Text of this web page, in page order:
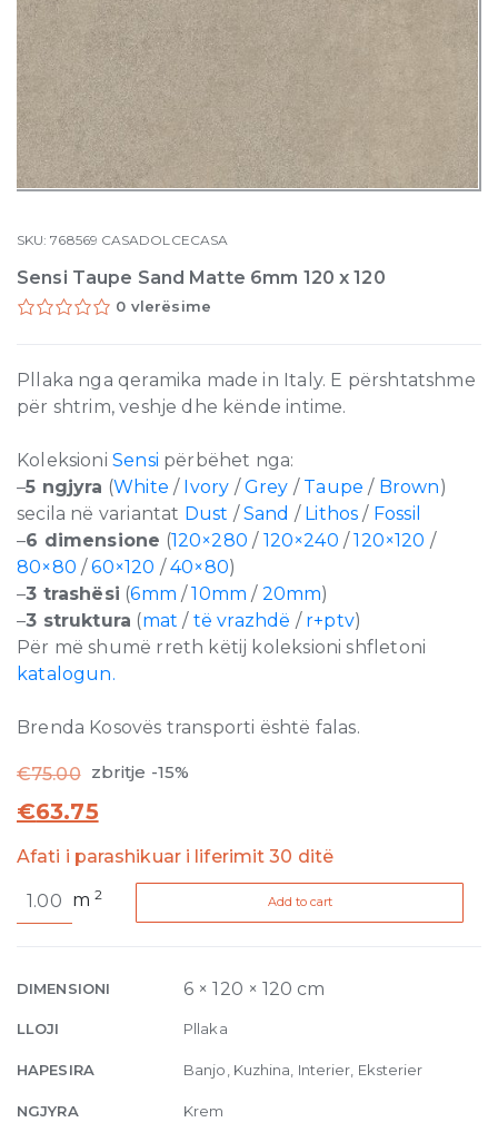
SKU:768569 CASADOLCECASA
Sensi Taupe Sand Matte 6mm 120 x 120
0 vlerësime
Pllaka nga qeramika made in Italy. E përshtatshme
për shtrim, veshje dhe kënde intime.
Koleksioni Sensi përbëhet nga:
–5 ngjyra (White / Ivory /Grey / Taupe / Brown)
secila në variantat Dust /Sand / Lithos / Fossil
–6 dimensione (120×280 / 120×240 /120×120 /
80×80 /60×120 /40×80)
–3 trashësi (6mm /10mm / 20mm)
–3 struktura (mat/ të vrazhdë / r+ptv)
Për më shumë rreth këtij koleksioni shfletoni
katalogun.
Brenda Kosovës transporti është falas.
€75.00 zbritje -15%
€63.75
Afati i parashikuar i liferimit 30 ditë
Taupe
6mm
x
120
m2 Add to cart
DIMENSIONI 6 × 120 × 120 cm
LLOJI Pllaka
HAPESIRA Banjo, Kuzhina, Interier, Eksterier
NGJYRA Krem